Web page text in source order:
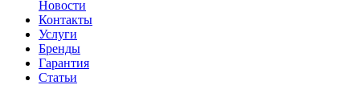
Новости
Контакты
Услуги
Бренды
Гарантия
Статьи